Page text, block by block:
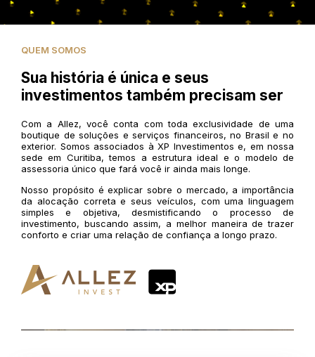
QUEM SOMOS
Sua história é única e seus
investimentos também precisam ser
Com a Allez, você conta com toda exclusividade de uma
boutique de soluções e serviços financeiros, no Brasil e no
exterior. Somos associados à XP Investimentos e, em nossa
sede em Curitiba, temos a estrutura ideal e o modelo de
assessoria único que fará você ir ainda mais longe.
Nosso propósito é explicar sobre o mercado, a importância
da alocação correta e seus veículos, com uma linguagem
simples e objetiva, desmistificando o processo de
investimento, buscando assim, a melhor maneira de trazer
conforto e criar uma relação de confiança a longo prazo.